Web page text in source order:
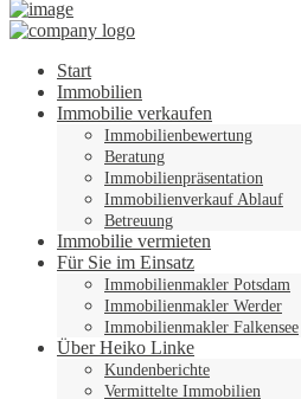
Start
Immobilien
Immobilie verkaufen
Immobilienbewertung
Beratung
Immobilienpräsentation
Immobilienverkauf Ablauf
Betreuung
Immobilie vermieten
Für Sie im Einsatz
Immobilienmakler Potsdam
Immobilienmakler Werder
Immobilienmakler Falkensee
Über Heiko Linke
Kundenberichte
Vermittelte Immobilien